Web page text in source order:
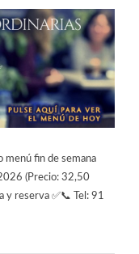
fin de semana
(Precio: 32,50
y reserva ✅📞 Tel: 91